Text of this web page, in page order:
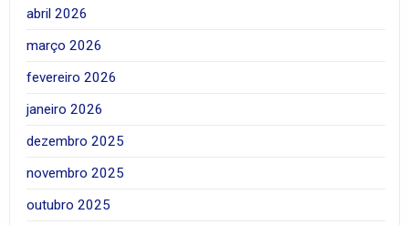
abril 2026
março 2026
fevereiro 2026
janeiro 2026
dezembro 2025
novembro 2025
outubro 2025